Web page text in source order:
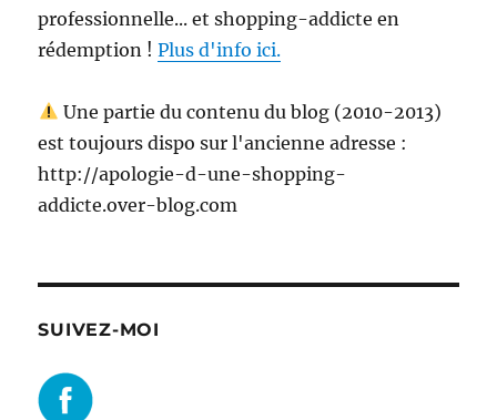
professionnelle... et shopping-addicte en
rédemption !Plus d'info ici.
Une partie du contenu du blog (2010-2013)
est toujours dispo sur l'ancienne adresse :
http://apologie-d-une-shopping-
addicte.over-blog.com
SUIVEZ-MOI